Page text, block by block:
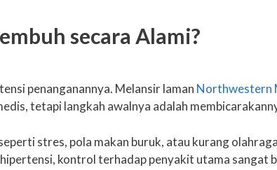
secara Alami?
penanganannya. Melansir laman Northwestern
tetapi langkah awalnya adalah
stres, pola makan buruk, atau kurang
kontrol terhadap penyakit utama sangat